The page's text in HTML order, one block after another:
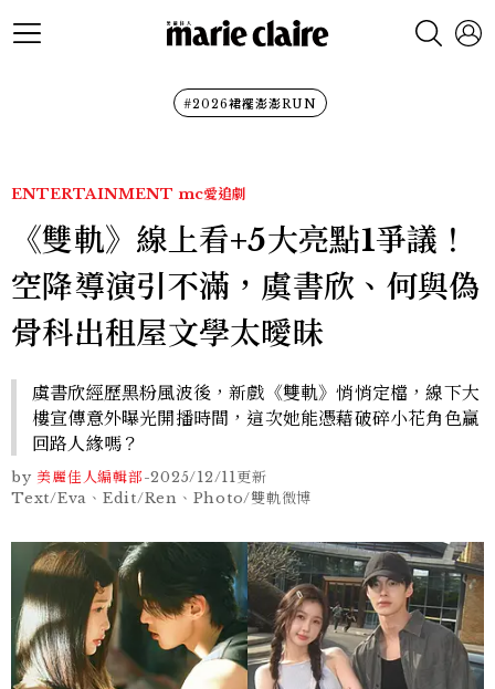
#2026裙襬澎澎RUN
ENTERTAINMENT mc愛追劇
《雙軌》線上看+5大亮點1爭議！
空降導演引不滿，虞書欣、何與偽
骨科出租屋文學太曖昧
虞書欣經歷黑粉風波後，新戲《雙軌》悄悄定檔，線下大
樓宣傳意外曝光開播時間，這次她能憑藉破碎小花角色贏
回路人緣嗎？
by 美麗佳人編輯部-2025/12/11更新
Text/Eva、Edit/Ren、Photo/雙軌微博